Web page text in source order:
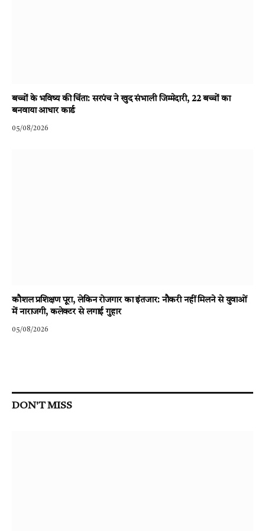
बच्चों के भविष्य की चिंता: सरपंच ने खुद संभाली जिम्मेदारी, 22 बच्चों का
बनवाया आधार कार्ड
05/08/2026
कौशल प्रशिक्षण पूरा, लेकिन रोजगार का इंतजार: नौकरी नहीं मिलने से युवाओं
में नाराजगी, कलेक्टर से लगाई गुहार
05/08/2026
DON'T MISS